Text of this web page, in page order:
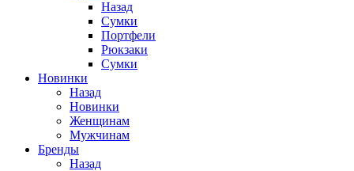
Назад
Сумки
Портфели
Рюкзаки
Сумки
Новинки
Назад
Новинки
Женщинам
Мужчинам
Бренды
Назад